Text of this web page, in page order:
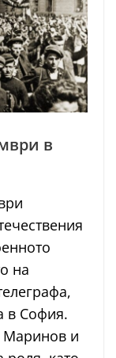
в
на
в София.
Маринов и